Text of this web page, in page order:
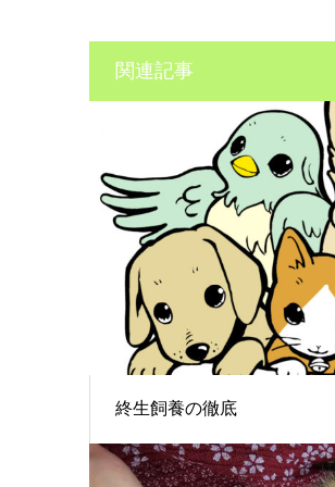
関連記事
終生飼養の徹底